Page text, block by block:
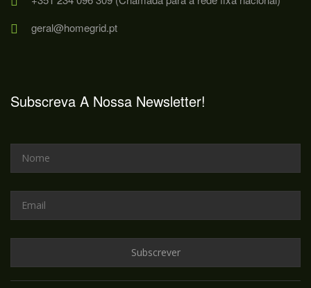
geral@homegrid.pt
Subscreva A Nossa Newsletter!